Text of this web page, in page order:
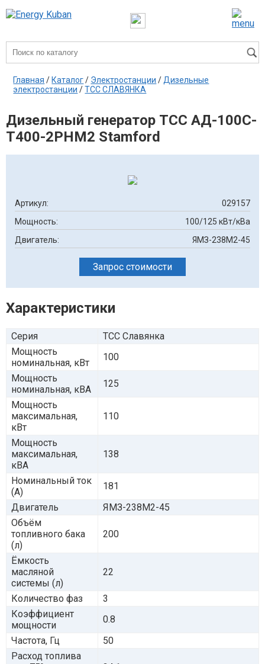
Главная / Каталог/ Электростанции / Дизельные
электростанции /ТСС СЛАВЯНКА
Дизельный генератор ТСС АД-100С-
Т400-2РНМ2 Stamford
Артикул:
029157
Мощность:
100/125 кВт/кВа
Двигатель:
ЯМЗ-238М2-45
Запрос стоимости
Характеристики
Серия
ТСС Славянка
Мощность
номинальная, кВт
100
Мощность
номинальная, кВА
125
Мощность
максимальная,
кВт
110
Мощность
максимальная,
кВА
138
Номинальный ток
(А)
181
Двигатель
ЯМЗ-238М2-45
Объём
топливного бака
(л)
200
Ёмкость
масляной
системы (л)
22
Количество фаз
3
Коэффициент
мощности
0.8
Частота, Гц
50
Расход топлива